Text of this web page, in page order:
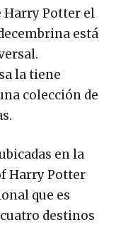
Harry Potter el
está
la tiene
colección de
en la
Harry Potter
que es
destinos